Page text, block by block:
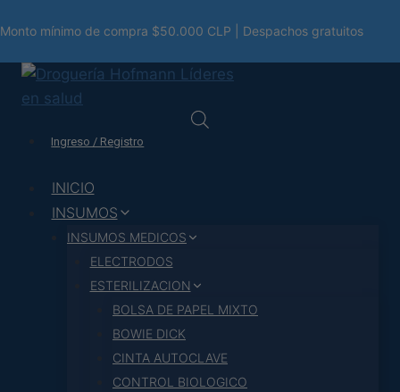
al
contenido
Monto mínimo de compra $50.000 CLP | Despachos gratuitos
Ingreso / Registro
INICIO
INSUMOS
INSUMOS MEDICOS
ELECTRODOS
ESTERILIZACION
BOLSA DE PAPEL MIXTO
BOWIE DICK
CINTA AUTOCLAVE
CONTROL BIOLOGICO